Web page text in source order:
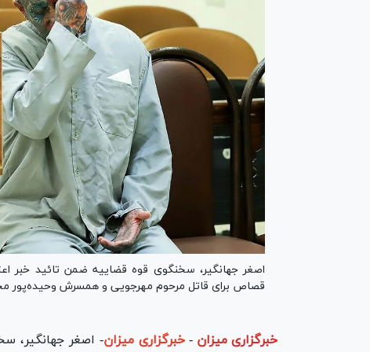
اصغر جهانگیر، سخنگوی قوه قضاییه ضمن تائید خبر
قصاص برای قاتل مرحوم مهرجویی و همسرش وحیده‌پور
خبرگزاری میزان - خبرگزاری میزان